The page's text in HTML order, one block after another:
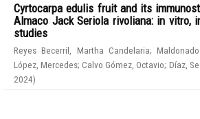
Cyrtocarpa edulis fruit and its
Almaco Jack Seriola rivoliana: in vitro,
studies
Reyes Becerril, Martha Candelaria;
López, Mercedes;Calvo Gómez, Octavio; Díaz,
2024)